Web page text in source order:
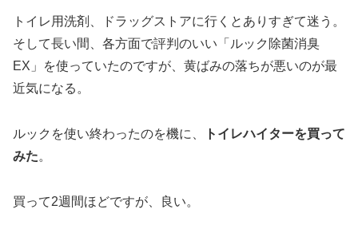
トイレ用洗剤、ドラッグストアに行くとありすぎて迷う。
そして長い間、各方面で評判のいい「ルック除菌消臭
EX」を使っていたのですが、黄ばみの落ちが悪いのが最
近気になる。
ルックを使い終わったのを機に、
トイレハイターを買って
みた。
買って2週間ほどですが、良い。